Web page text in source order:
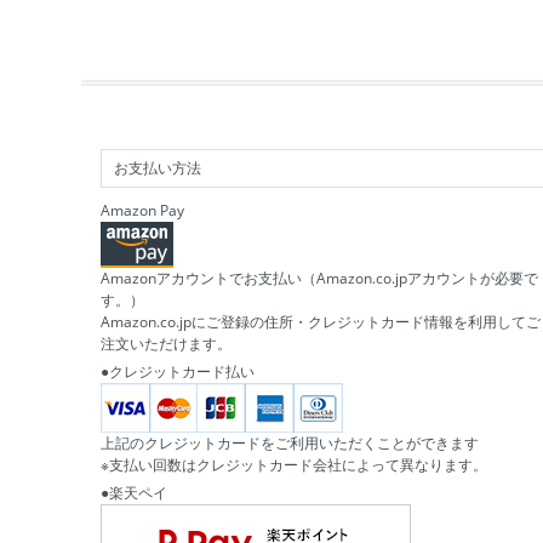
お支払い方法
Amazon Pay
Amazonアカウントでお支払い（Amazon.co.jpアカウントが必要で
す。）
Amazon.co.jpにご登録の住所・クレジットカード情報を利用してご
注文いただけます。
●クレジットカード払い
上記のクレジットカードをご利用いただくことができます
※支払い回数はクレジットカード会社によって異なります。
●楽天ペイ